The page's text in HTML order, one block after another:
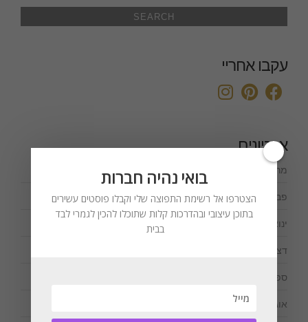
עקבו אחריי
ארכיונים
מרץ 2021
פברואר 2021
(2)
ינואר 2021
דצמבר 2020
ספטמבר 2020
אוגוסט 2020
בואי נהיה חברות
הצטרפו אל רשימת התפוצה שלי וקבלו פוסטים עשירים
בתוכן עיצובי ובהדרכות קלות שתוכלו להכין לגמרי לבד
בבית